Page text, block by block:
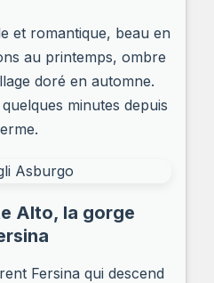
et romantique, beau en
au printemps, ombre
doré en automne.
minutes depuis
Alto, la gorge
Fersina qui descend